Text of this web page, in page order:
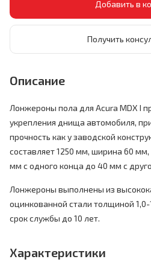
Получить
Описание
Лонжероны пола для Acura MDX I
укрепления днища автомобиля,
прочность как у заводской
составляет 1250 мм, ширина 60 мм,
мм с одного конца до 40 мм с
Лонжероны выполнены из
оцинкованной стали толщиной
срок службы до 10 лет.
Характеристики